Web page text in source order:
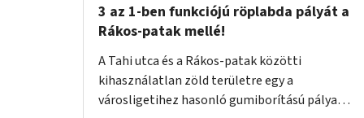
3 az 1-ben funkciójú röplabda pályát a
Rákos-patak mellé!
A Tahi utca és a Rákos-patak közötti
kihasználatlan zöld területre egy a
városligetihez hasonló gumiborítású pálya